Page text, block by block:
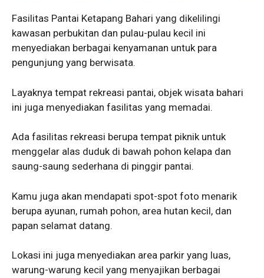
Fasilitas Pantai Ketapang Bahari yang dikelilingi
kawasan perbukitan dan pulau-pulau kecil ini
menyediakan berbagai kenyamanan untuk para
pengunjung yang berwisata.
Layaknya tempat rekreasi pantai, objek wisata bahari
ini juga menyediakan fasilitas yang memadai.
Ada fasilitas rekreasi berupa tempat piknik untuk
menggelar alas duduk di bawah pohon kelapa dan
saung-saung sederhana di pinggir pantai.
Kamu juga akan mendapati spot-spot foto menarik
berupa ayunan, rumah pohon, area hutan kecil, dan
papan selamat datang.
Lokasi ini juga menyediakan area parkir yang luas,
warung-warung kecil yang menyajikan berbagai